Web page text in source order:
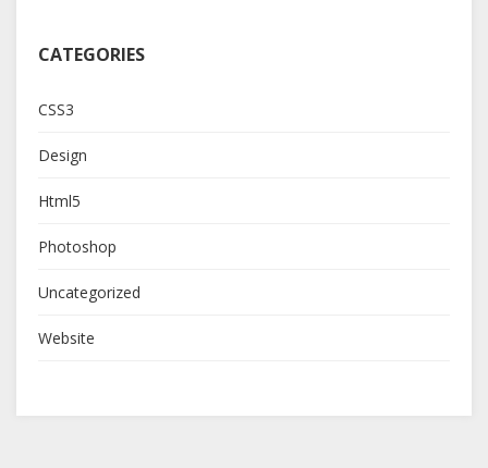
CATEGORIES
CSS3
Design
Html5
Photoshop
Uncategorized
Website